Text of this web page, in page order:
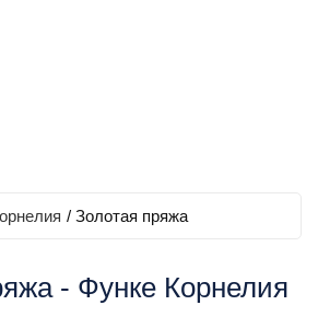
/ Золотая пряжа
- Функе Корнелия